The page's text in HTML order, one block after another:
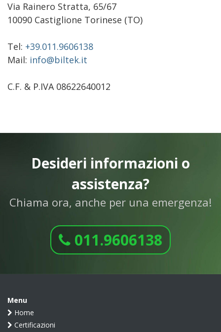
Via Rainero Stratta, 65/67
10090 Castiglione Torinese (TO)
Tel: +39.011.9606138
Mail: info@biltek.it
C.F. & P.IVA 08622640012
Desideri informazioni o
assistenza?
Chiama ora, anche per una emergenza!
011.9606138
Menu
Home
Certificazioni